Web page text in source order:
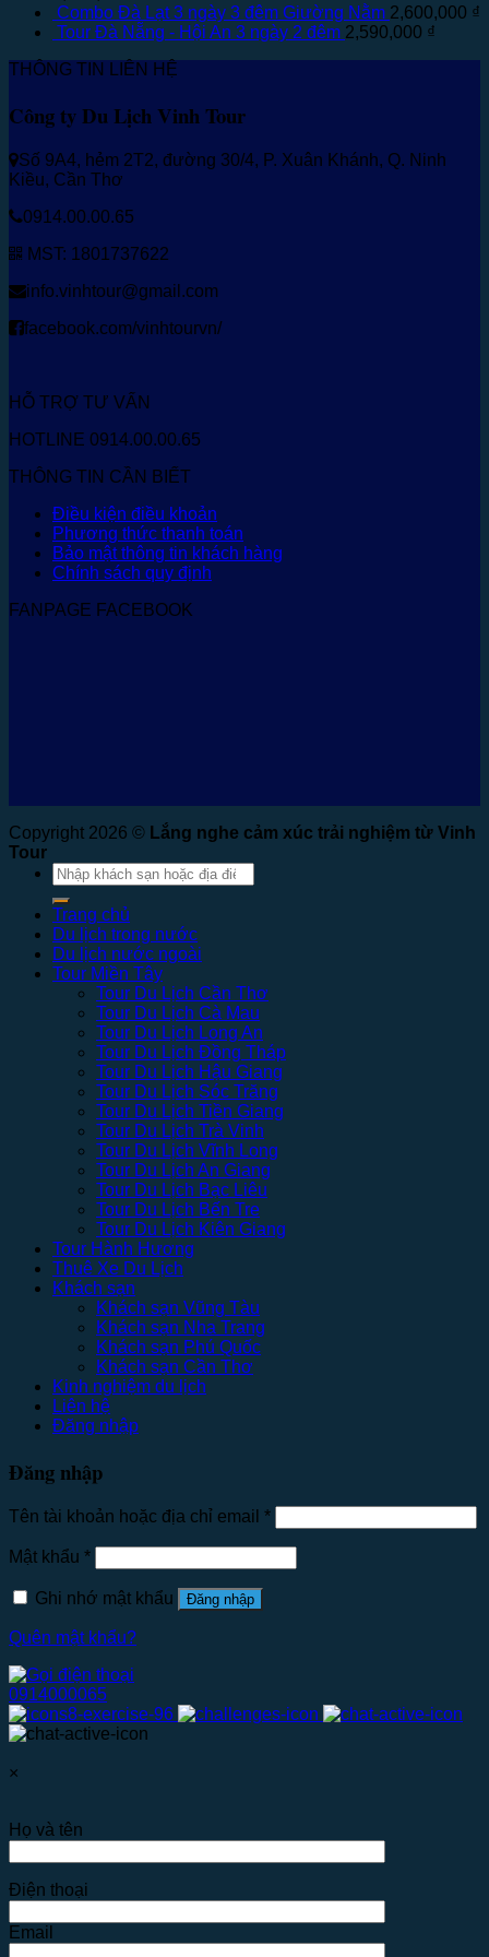
Combo Đà Lạt 3 ngày 3 đêm Giường Nằm 2,600,000 ₫
Tour Đà Nẵng - Hội An 3 ngày 2 đêm 2,590,000 ₫
THÔNG TIN LIÊN HỆ
Công ty Du Lịch Vinh Tour
Số 9A4, hẻm 2T2, đường 30/4, P. Xuân Khánh, Q. Ninh
Kiều, Cần Thơ
0914.00.00.65
MST: 1801737622
info.vinhtour@gmail.com
facebook.com/vinhtourvn/
HỖ TRỢ TƯ VẤN
HOTLINE 0914.00.00.65
THÔNG TIN CẦN BIẾT
Điều kiện điều khoản
Phương thức thanh toán
Bảo mật thông tin khách hàng
Chính sách quy định
FANPAGE FACEBOOK
Copyright 2026 © Lắng nghe cảm xúc trải nghiệm từ Vinh
Tour
Tìm
kiếm:
Trang chủ
Du lịch trong nước
Du lịch nước ngoài
Tour Miền Tây
Tour Du Lịch Cần Thơ
Tour Du Lịch Cà Mau
Tour Du Lịch Long An
Tour Du Lịch Đồng Tháp
Tour Du Lịch Hậu Giang
Tour Du Lịch Sóc Trăng
Tour Du Lịch Tiền Giang
Tour Du Lịch Trà Vinh
Tour Du Lịch Vĩnh Long
Tour Du Lịch An Giang
Tour Du Lịch Bạc Liêu
Tour Du Lịch Bến Tre
Tour Du Lịch Kiên Giang
Tour Hành Hương
Thuê Xe Du Lịch
Khách sạn
Khách sạn Vũng Tàu
Khách sạn Nha Trang
Khách sạn Phú Quốc
Khách sạn Cần Thơ
Kinh nghiệm du lịch
Liên hệ
Đăng nhập
Đăng nhập
Tên tài khoản hoặc địa chỉ email *
Mật khẩu *
Ghi nhớ mật khẩu Đăng nhập
Quên mật khẩu?
0914000065
×
Họ và tên
Điện thoại
Email